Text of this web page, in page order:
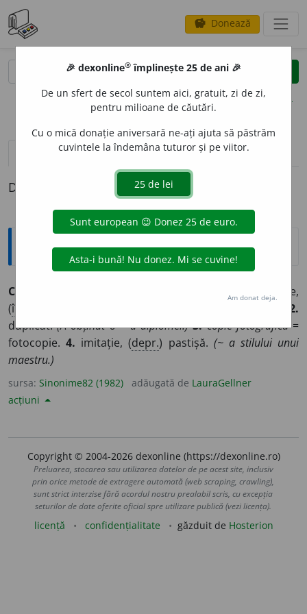
savings Donează
clear
opțiuni
definiții (1) pronunțievolume_up (50)
Definiția cu ID-ul 980160:
Sinonime
C
pție,
(înv.
2.
duplicat.(A obținut o ~ a diplomei.) 3. copie fotografică=
fotocopie.4. imitație, (depr.) pastișă. (~ a stilului unui
maestru.)
sursa: Sinonime82 (1982) adăugată de LauraGellner
acțiuni
Copyright © 2004-2026 dexonline (https://dexonline.ro)
Preluarea, stocarea sau utilizarea datelor de pe acest site, inclusiv
prin orice metode de extragere automată (web scraping, crawling),
sunt strict interzise fără acordul nostru prealabil scris, cu excepția
seturilor de date oferite oficial spre utilizare publică (vezi licența).
licență confidențialitate găzduit de Hosterion
🎉 dexonline® împlinește 25 de ani 🎉
De un sfert de secol suntem aici, gratuit, zi de zi,
pentru milioane de căutări.
Cu o mică donație aniversară ne-ați ajuta să păstrăm
cuvintele la îndemâna tuturor și pe viitor.
Am donat deja.